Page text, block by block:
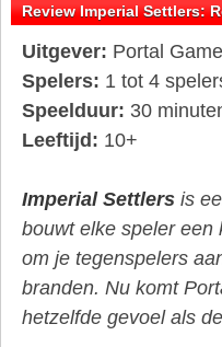
Review Imperial Settlers:
Uitgever: Portal
Spelers: 1 tot 4
Speelduur: 30
Leeftijd: 10+
Imperial Settlers is
bouwt elke speler een
om je tegenspelers
branden. Nu komt
hetzelfde gevoel als